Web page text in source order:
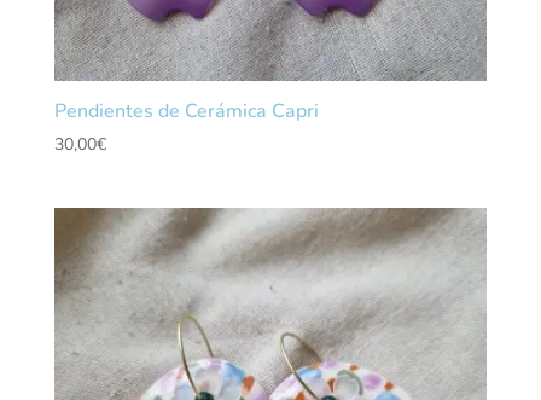
Pendientes de Cerámica Capri
30,00€